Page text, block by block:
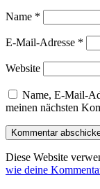
Name *
E-Mail-Adresse *
Website
Name, E-Mail-
meinen nächsten
Diese Website
wie deine